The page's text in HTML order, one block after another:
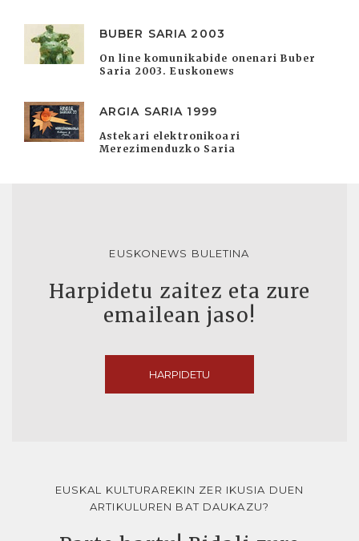
BUBER SARIA 2003
On line komunikabide onenari Buber
Saria 2003. Euskonews
ARGIA SARIA 1999
Astekari elektronikoari
Merezimenduzko Saria
EUSKONEWS BULETINA
Harpidetu zaitez eta zure
emailean jaso!
HARPIDETU
EUSKAL KULTURAREKIN ZER IKUSIA DUEN
ARTIKULUREN BAT DAUKAZU?